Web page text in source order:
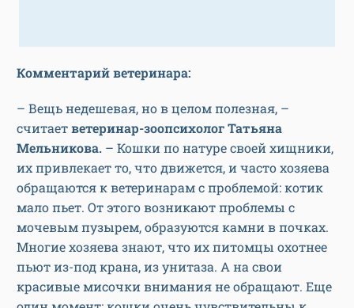
Комментарий ветеринара:
– Вещь недешевая, но в целом полезная, –
считаетветеринар-зоопсихолог Татьяна
Мельникова. – Кошки по натуре своей хищники,
их привлекает то, что движется, и часто хозяева
обращаются к ветеринарам с проблемой: котик
мало пьет. От этого возникают проблемы с
мочевым пузырем, образуются камни в почках.
Многие хозяева знают, что их питомцы охотнее
пьют из-под крана, из унитаза. А на свои
красивые мисочки внимания не обращают. Еще